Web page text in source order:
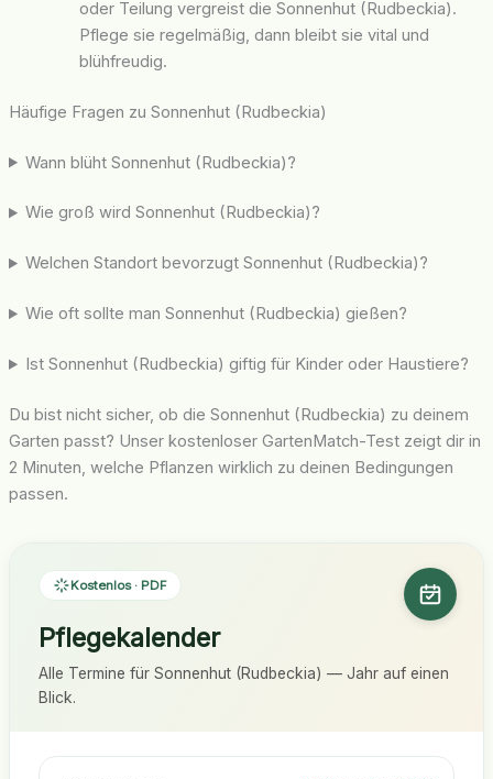
oder Teilung vergreist die Sonnenhut (Rudbeckia).
Pflege sie regelmäßig, dann bleibt sie vital und
blühfreudig.
Häufige Fragen zu Sonnenhut (Rudbeckia)
Wann blüht Sonnenhut (Rudbeckia)?
Wie groß wird Sonnenhut (Rudbeckia)?
Welchen Standort bevorzugt Sonnenhut (Rudbeckia)?
Wie oft sollte man Sonnenhut (Rudbeckia) gießen?
Ist Sonnenhut (Rudbeckia) giftig für Kinder oder Haustiere?
Du bist nicht sicher, ob die Sonnenhut (Rudbeckia) zu deinem
Garten passt? Unser kostenloser GartenMatch-Test zeigt dir in
2 Minuten, welche Pflanzen wirklich zu deinen Bedingungen
passen.
Kostenlos · PDF
Pflegekalender
Alle Termine für Sonnenhut (Rudbeckia) — Jahr auf einen
Blick.